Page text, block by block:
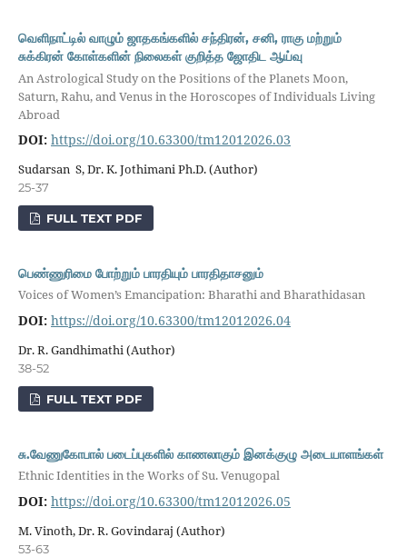
வெளிநாட்டில் வாழும் ஜாதகங்களில் சந்திரன், சனி, ராகு மற்றும்
சுக்கிரன் கோள்களின் நிலைகள் குறித்த ஜோதிட ஆய்வு
An Astrological Study on the Positions of the Planets Moon,
Saturn, Rahu, and Venus in the Horoscopes of Individuals Living
Abroad
DOI: https://doi.org/10.63300/tm12012026.03
Sudarsan S, Dr. K. Jothimani Ph.D. (Author)
25-37
FULL TEXT PDF
பெண்ணுரிமை போற்றும் பாரதியும் பாரதிதாசனும்
Voices of Women’s Emancipation: Bharathi and Bharathidasan
DOI: https://doi.org/10.63300/tm12012026.04
Dr. R. Gandhimathi (Author)
38-52
FULL TEXT PDF
சு.வேணுகோபால் படைப்புகளில் காணலாகும் இனக்குழு அடையாளங்கள்
Ethnic Identities in the Works of Su. Venugopal
DOI: https://doi.org/10.63300/tm12012026.05
M. Vinoth, Dr. R. Govindaraj (Author)
53-63